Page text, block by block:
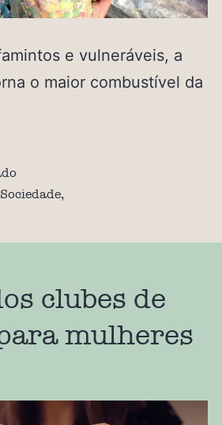
e vulneráveis, a
o maior combustível da
Sociedade,
clubes de
mulheres